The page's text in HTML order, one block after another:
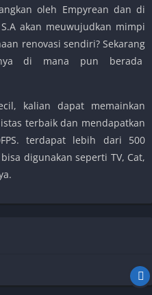
oleh Empyrean dan di
akan meuwujudkan mimpi
renovasi sendiri? Sekarang
di mana pun berada
kalian dapat memainkan
terbaik dan mendapatkan
terdapat lebih dari 500
digunakan seperti TV, Cat,